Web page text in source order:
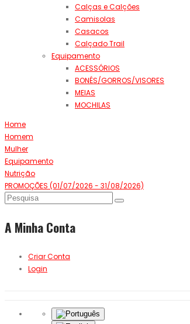
Calças e Calções
Camisolas
Casacos
Calçado Trail
Equipamento
ACESSÓRIOS
BONÉS/GORROS/VISORES
MEIAS
MOCHILAS
Home
Homem
Mulher
Equipamento
Nutrição
PROMOÇÕES (01/07/2026 - 31/08/2026)
A Minha Conta
Criar Conta
Login